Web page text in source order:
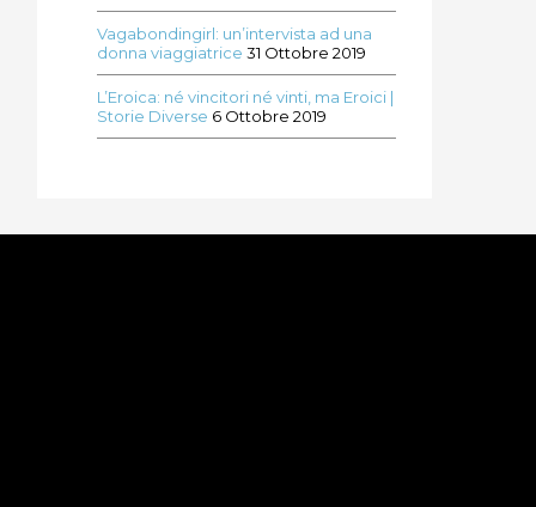
Vagabondingirl: un’intervista ad una
donna viaggiatrice 31 Ottobre 2019
L’Eroica: né vincitori né vinti, ma Eroici |
Storie Diverse 6 Ottobre 2019